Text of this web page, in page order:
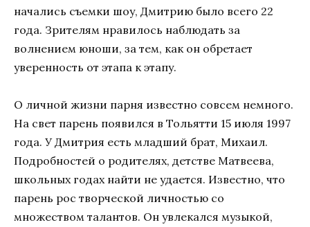
начались съемки шоу, Дмитрию было всего 22
года. Зрителям нравилось наблюдать за
волнением юноши, за тем, как он обретает
уверенность от этапа к этапу.
О личной жизни парня известно совсем немного.
На свет парень появился в Тольятти 15 июля 1997
года. У Дмитрия есть младший брат, Михаил.
Подробностей о родителях, детстве Матвеева,
школьных годах найти не удается. Известно, что
парень рос творческой личностью со
множеством талантов. Он увлекался музыкой,